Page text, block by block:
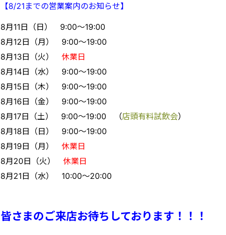
【8/21までの営業案内のお知らせ】
8月11日（日） 9:00〜19:00
8月12日（月） 9:00〜19:00
8月13日（火） 休業日
8月14日（水） 9:00〜19:00
8月15日（木） 9:00〜19:00
8月16日（金） 9:00〜19:00
8月17日（土） 9:00〜19:00 （店頭有料試飲会）
8月18日（日） 9:00〜19:00
8月19日（月） 休業日
8月20日（火） 休業日
8月21日（水） 10:00〜20:00
皆さまのご来店お待ちしております！！！